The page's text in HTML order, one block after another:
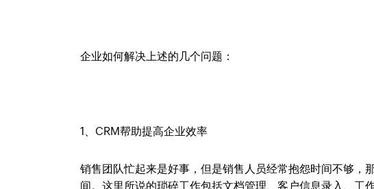
企业如何解决上述的几个问题：
1、CRM帮助提高企业效率
销售团队忙起来是好事，但是销售人员经常抱怨时间不够，
间。这里所说的琐碎工作包括文档管理、客户信息录入、工